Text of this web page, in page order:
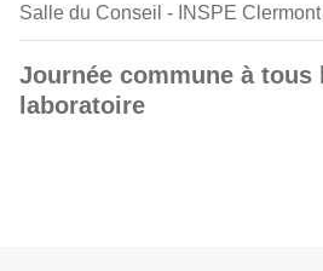
Salle du Conseil - INSPE
Journée commune à tous
laboratoire